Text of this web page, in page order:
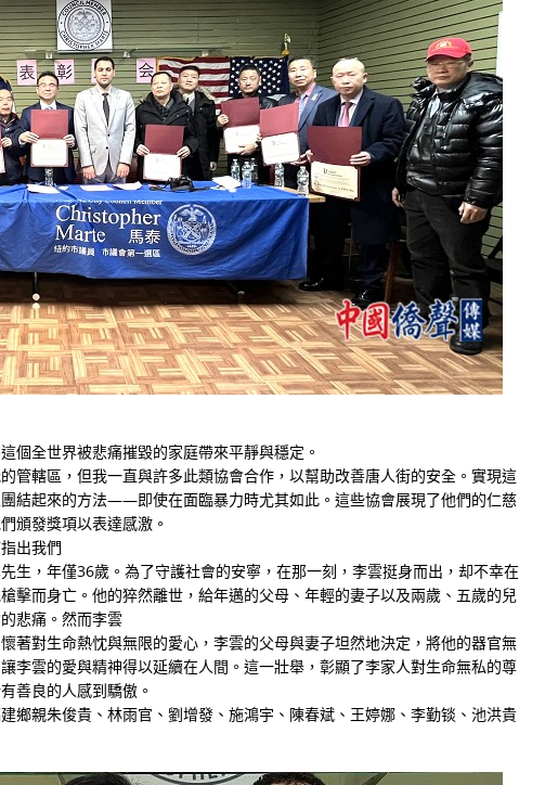
個全世界被悲痛摧毀的家庭帶來平靜與穩定。
管轄區，但我一直與許多此類協會合作，以幫助改善唐人街的安全。實現這
結起來的方法——即使在面臨暴力時尤其如此。這些協會展現了他們的仁慈
頒發獎項以表達感激。
出我們
生，年僅36歲。為了守護社會的安寧，在那一刻，李雲挺身而出，却不幸在
擊而身亡。他的猝然離世，給年邁的父母、年輕的妻子以及兩歲、五歲的兒
悲痛。然而李雲
著對生命熱忱與無限的愛心，李雲的父母與妻子坦然地決定，將他的器官無
李雲的愛與精神得以延續在人間。這一壯舉，彰顯了李家人對生命無私的尊
善良的人感到驕傲。
鄉親朱俊貴、林雨官、劉增發、施鴻宇、陳春斌、王婷娜、李勤锬、池洪貴